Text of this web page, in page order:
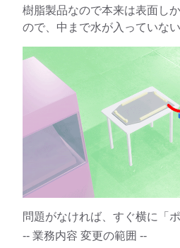
樹脂製品なので本来は表面し
ので、中まで水が入っていな
問題がなければ、すぐ横に「
-- 業務内容 変更の範囲 --